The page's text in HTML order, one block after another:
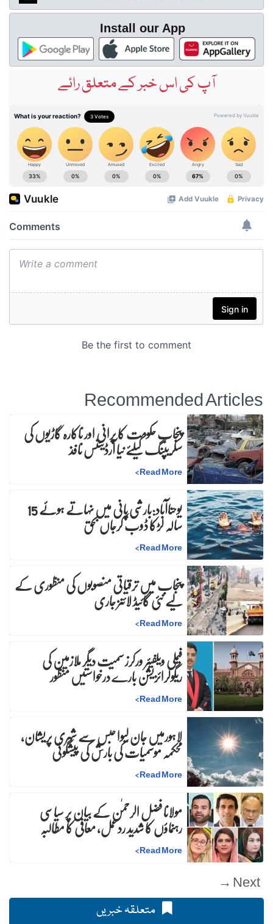
Install our App
آپ کی اس خبر کے متعلق رائے
Recommended Articles
پنجاب حکومت کا پرانی اور ناکارہ گاڑیوں کی
سکریپنگ کیلئے نیا آرڈیننس نافذ
Read More
>
یوحناآباد:بارشی پانی میں نہاتے ہوئے 15 سالہ لڑکا ڈوب کرجاں بحق
Read More
>
پنجاب میں ترقیاتی منصوبوں کی منظوری کے
لیے نئی گائیڈ لائنز جاری
Read More
>
فیملی ویلفیئر ورکرز سمیت دیگر ملازمین کی
ریگولرائزیشن بارے درخواستیں منظور
Read More
>
لاہورمیں جان لیوا حبس سے شہری پریشان،
محکمہ موسمیات کی بارش کی پیشگوئی
Read More
>
مولانا فضل الرحمٰن کے بیان پر سیاسی
رہنماؤں کا شدید ردعمل، معافی کا مطالبہ
Read More
>
Next →
متعلقہ خبریں